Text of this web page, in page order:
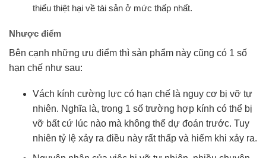
thiểu thiệt hại về tài sản ở mức thấp nhất.
Nhược điểm
Bên cạnh những ưu điểm thì sản phẩm này cũng có 1 số
hạn chế như sau:
Vách kính cường lực có hạn chế là nguy cơ bị vỡ tự
nhiên. Nghĩa là, trong 1 số trường hợp kính có thể bị
vỡ bất cứ lúc nào mà không thể dự đoán trước. Tuy
nhiên tỷ lệ xảy ra điều này rất thấp và hiếm khi xảy ra.